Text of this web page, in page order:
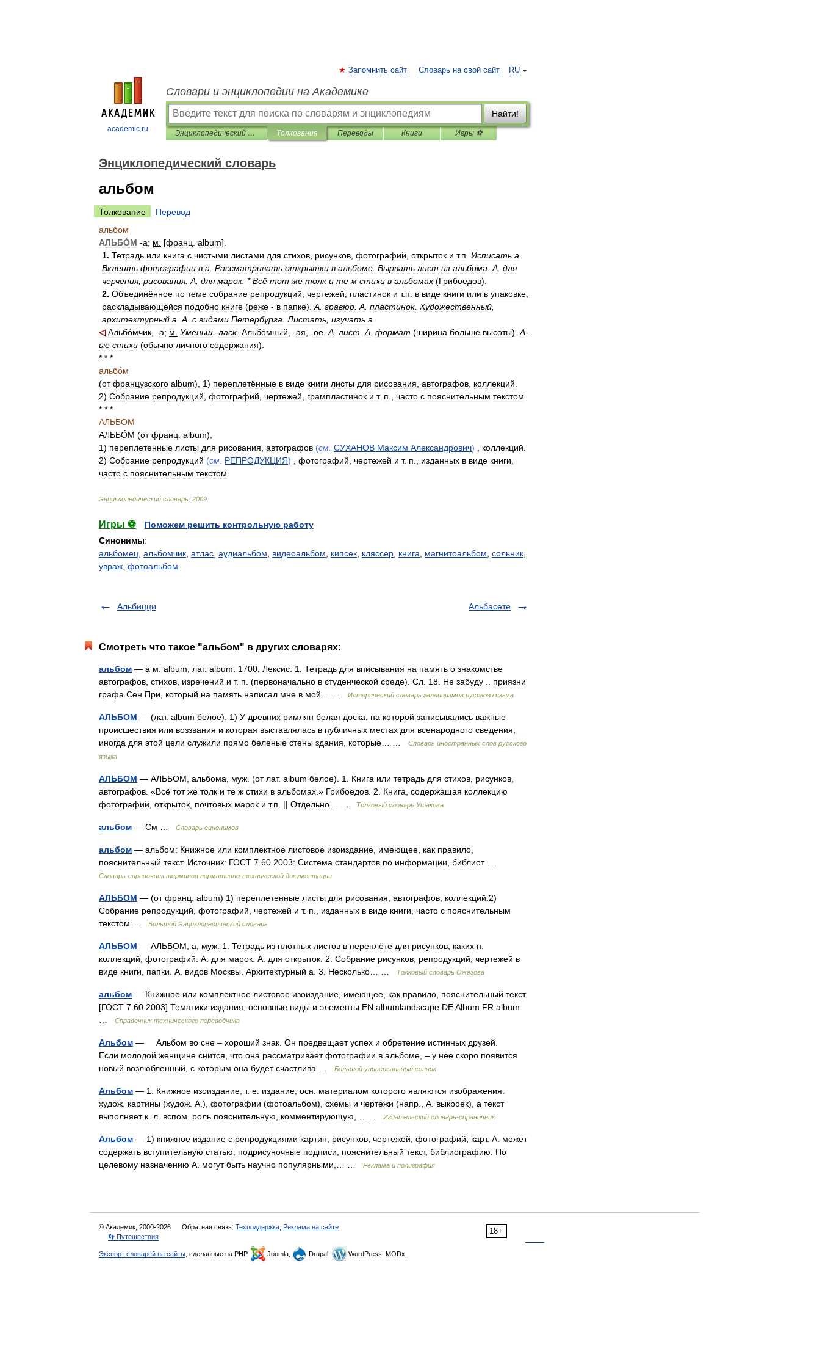
academic.ru
RU
Запомнить сайт Словарь на свой сайт
Словари и энциклопедии на Академике
Найти!
Энциклопедический словарь Толкования Переводы Книги Игры ⚽
Энциклопедический словарь
альбом
Толкование
Перевод
альбом
АЛЬБО́М -а; м [франц album].
1. Тетрадь или книга с чистыми листами для стихов рисунков фотографий открыток и т.п Исписать а
Вклеить фотографии в а Рассматривать открытки в альбоме Вырвать лист из альбома А для
черчения, рисования. А для марок *Всё тот же толк и те ж стихи в альбомах (Грибоедов).
2. Объединённое по теме собрание репродукций чертежей пластинок и т.п в виде книги или в упаковке
раскладывающейся подобно книге (реже - в папке). А гравюр А пластинок Художественный
архитектурный а А с видами Петербурга Листать изучать а
◁ Альбо́мчик , -а; м Уменьш .-ласк Альбо́мный , -ая , -ое А лист А формат (ширина больше высоты). А-
ые стихи (обычно личного содержания).
* * *
альбо́м
(от французского album), 1) переплетённые в виде книги листы для рисования автографов коллекций
2) Собрание репродукций фотографий чертежей грампластинок и т. п часто с пояснительным текстом
* * *
АЛЬБОМ
АЛЬБО́М (от франц album),
1) переплетенные листы для рисования автографов (см СУХАНОВ Максим Александрович) коллекций
2) Собрание репродукций (см РЕПРОДУКЦИЯ) фотографий чертежей и т. п изданных в виде книги
часто с пояснительным текстом
Энциклопедический словарь 2009
Игры ⚽
Поможем решить контрольную работу
Синонимы:
альбомец альбомчик атлас аудиальбом видеоальбом кипсек кляссер книга магнитоальбом сольник
увраж фотоальбом
Альбицци Альбасете
Смотреть что такое "альбом" в других словарях:
альбом — а м. album, лат. album. 1700. Лексис. 1. Тетрадь для вписывания на память о знакомстве
автографов, стихов, изречений и т. п. (первоначально в студенческой среде). Сл. 18. Не забуду .. приязни
графа Сен При, который на память написал мне в мой… …
Исторический словарь галлицизмов русского языка
АЛЬБОМ — (лат. album белое). 1) У древних римлян белая доска, на которой записывались важные
происшествия или воззвания и которая выставлялась в публичных местах для всенародного сведения;
иногда для этой цели служили прямо беленые стены здания, которые… …
Словарь иностранных слов русского
языка
АЛЬБОМ — АЛЬБОМ, альбома, муж. (от лат. album белое). 1. Книга или тетрадь для стихов, рисунков,
автографов. «Всё тот же толк и те ж стихи в альбомах.» Грибоедов. 2. Книга, содержащая коллекцию
фотографий, открыток, почтовых марок и т.п. || Отдельно… …
Толковый словарь Ушакова
альбом — См … Словарь синонимов
альбом — альбом: Книжное или комплектное листовое изоиздание, имеющее, как правило,
пояснительный текст. Источник: ГОСТ 7.60 2003: Система стандартов по информации, библиот …
Словарь-справочник терминов нормативно-технической документации
АЛЬБОМ — (от франц. album) 1) переплетенные листы для рисования, автографов, коллекций.2)
Собрание репродукций, фотографий, чертежей и т. п., изданных в виде книги, часто с пояснительным
текстом …
Большой Энциклопедический словарь
АЛЬБОМ — АЛЬБОМ, а, муж. 1. Тетрадь из плотных листов в переплёте для рисунков, каких н.
коллекций, фотографий. А. для марок. А. для открыток. 2. Собрание рисунков, репродукций, чертежей в
виде книги, папки. А. видов Москвы. Архитектурный а. 3. Несколько… …
Толковый словарь Ожегова
альбом — Книжное или комплектное листовое изоиздание, имеющее, как правило, пояснительный текст.
[ГОСТ 7.60 2003] Тематики издания, основные виды и элементы EN albumlandscape DE Album FR album
Справочник технического переводчика
Альбом — Альбом во сне – хороший знак. Он предвещает успех и обретение истинных друзей.
Если молодой женщине снится, что она рассматривает фотографии в альбоме, – у нее скоро появится
новый возлюбленный, с которым она будет счастлива …
Большой универсальный сонник
Альбом — 1. Книжное изоиздание, т. е. издание, осн. материалом которого являются изображения:
худож. картины (худож. А.), фотографии (фотоальбом), схемы и чертежи (напр., А. выкроек), а текст
выполняет к. л. вспом. роль пояснительную, комментирующую,… …
Издательский словарь-справочник
Альбом — 1) книжное издание с репродукциями картин, рисунков, чертежей, фотографий, карт. А. может
содержать вступительную статью, подрисуночные подписи, пояснительный текст, библиографию. По
целевому назначению А. могут быть научно популярными,… …
Реклама и полиграфия
18+
© Академик, 2000-2026 Обратная связь: Техподдержка Реклама на сайте
👣 Путешествия
Экспорт словарей на сайты , сделанные на PHP, Joomla, Drupal, WordPress, MODx.